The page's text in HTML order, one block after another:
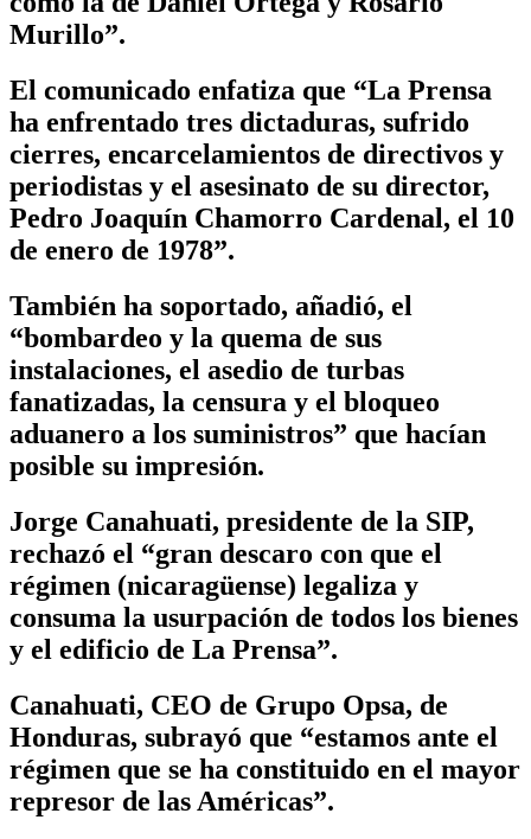
Murillo”.
El comunicado enfatiza que “La Prensa
ha enfrentado tres dictaduras, sufrido
cierres, encarcelamientos de directivos y
periodistas y el asesinato de su director,
Pedro Joaquín Chamorro Cardenal, el 10
de enero de 1978”.
También ha soportado, añadió, el
“bombardeo y la quema de sus
instalaciones, el asedio de turbas
fanatizadas, la censura y el bloqueo
aduanero a los suministros” que hacían
posible su impresión.
Jorge Canahuati, presidente de la SIP,
rechazó el “gran descaro con que el
régimen (nicaragüense) legaliza y
consuma la usurpación de todos los bienes
y el edificio de La Prensa”.
Canahuati, CEO de Grupo Opsa, de
Honduras, subrayó que “estamos ante el
régimen que se ha constituido en el mayor
represor de las Américas”.